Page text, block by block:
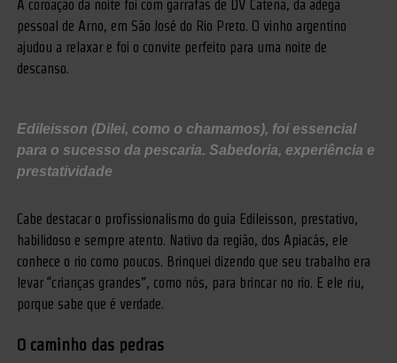
A coroação da noite foi com garrafas de DV Catena, da adega
pessoal de Arno, em São José do Rio Preto. O vinho argentino
ajudou a relaxar e foi o convite perfeito para uma noite de
descanso.
Edileisson (Dilei, como o chamamos), foi essencial
para o sucesso da pescaria. Sabedoria, experiência e
prestatividade
Cabe destacar o profissionalismo do guia Edileisson, prestativo,
habilidoso e sempre atento. Nativo da região, dos Apiacás, ele
conhece o rio como poucos. Brinquei dizendo que seu trabalho era
levar “crianças grandes”, como nós, para brincar no rio. E ele riu,
porque sabe que é verdade.
O caminho das pedras